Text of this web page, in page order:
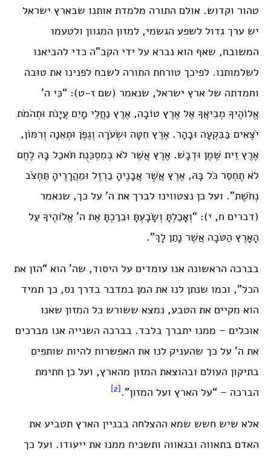
טהור וקדוש. אולם התורה מלמדת אותנו שבארץ ישראל
יש ערך גדול לשפע הגשמי, למזון המגוון ולטעמו
המשובח, שאף הוא נברא על ידי הקב”ה כדי להביאנו
לשלמותנו. לפיכך טורחת התורה לשבח לפנינו את טוּבה
וחמדתה של ארץ ישראל, שנאמר (שם ז-ט): “כִּי ה’
אֱלוֹהֶיךָ מְבִיאֲךָ אֶל אֶרֶץ טוֹבָה, אֶרֶץ נַחֲלֵי מָיִם עֲיָנֹת וּתְהֹמֹת
יֹצְאִים בַּבִּקְעָה וּבָהָר. אֶרֶץ חִטָּה וּשְׂעֹרָה וְגֶפֶן וּתְאֵנָה וְרִמּוֹן,
אֶרֶץ זֵית שֶׁמֶן וּדְבָשׁ. אֶרֶץ אֲשֶׁר לֹא בְמִסְכֵּנֻת תֹּאכַל בָּהּ לֶחֶם
לֹא תֶחְסַר כֹּל בָּהּ, אֶרֶץ אֲשֶׁר אֲבָנֶיהָ בַרְזֶל וּמֵהֲרָרֶיהָ תַּחְצֹב
נְחֹשֶׁת”. ועל כן נצטווינו לברך את ה’ על כך, שנאמר
(דברים ח, י): “וְאָכַלְתָּ וְשָׂבָעְתָּ וּבֵרַכְתָּ אֶת ה’ אֱלֹוהֶיךָ עַל
הָאָרֶץ הַטֹּבָה אֲשֶׁר נָתַן לָךְ”.
בברכה הראשונה אנו עומדים על היסוד, שה’ הוא “הזן את
הכל”, וכמו שנתן לנו את המן במדבר בדרך נס, כך תמיד
הוא מקיים את הטבע, נמצא ששורש כל המזון שאנו
אוכלים – ממנו יתברך בלבד. בברכה השנייה אנו מברכים
את ה’ על כך שהעניק לנו את האפשרות להיות שותפים
בתיקון העולם ובהוצאת המזון מהארץ, ועל כן חתימת
הברכה – “על הארץ ועל המזון”. [2]
אלא שיש חשש שמא ההצלחה בבניין הארץ תטביע את
האדם בתאווה ובגאווה ותשכיח ממנו את ייעודו. ועל כך